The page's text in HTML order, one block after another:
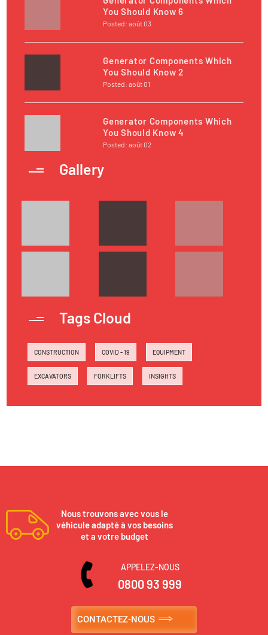
You Should Know 6
Posted: août 03
Generator Components Which
You Should Know 2
Posted: août 01
Generator Components Which
You Should Know 4
Posted: août 02
Gallery
Tags Cloud
CONSTRUCTION COVID - 19 EQUIPMENT
EXCAVATORS FORKLIFTS INSIGHTS
Nous trouvons avec vous le
véhicule adapté à vos besoins
et a votre budget
APPELEZ-NOUS
0800 93 999
CONTACTEZ-NOUS